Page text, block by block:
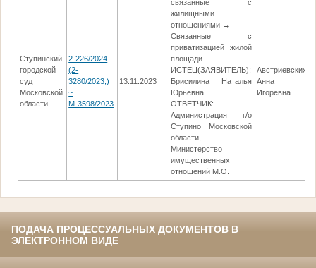
Ступинский
городской
суд
Московской
области
2-226/2024
(2-
3280/2023;)
~
М-3598/2023
13.11.2023
связанные с
жилищными
отношениями →
Связанные с
приватизацией жилой
площади
ИСТЕЦ(ЗАЯВИТЕЛЬ):
Брисилина Наталья
Юрьевна
ОТВЕТЧИК:
Администрация г/о
Ступино Московской
области,
Министерство
имущественных
отношений М.О.
Австриевских
Анна
Игоревна
ПОДАЧА ПРОЦЕССУАЛЬНЫХ ДОКУМЕНТОВ В
ЭЛЕКТРОННОМ ВИДЕ